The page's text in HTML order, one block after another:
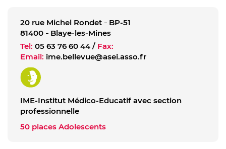
20 rue Michel Rondet
BP-51
81400
Blaye-les-Mines
Tel: 05 63 76 60 44 / Fax:
Email: ime.bellevue@asei.asso.fr
IME-Institut Médico-Educatif avec section
professionnelle
50 places Adolescents